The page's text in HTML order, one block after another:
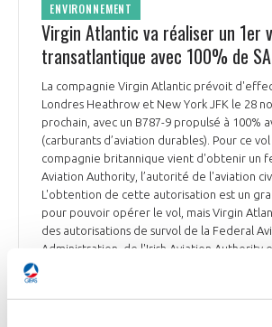
ENVIRONNEMENT
Virgin Atlantic va réaliser un 1er
transatlantique avec 100% de
La compagnie Virgin Atlantic prévoit
Londres Heathrow et New York JFK le 28
prochain, avec un B787-9 propulsé à 100%
(carburants d’aviation durables). Pour ce
compagnie britannique vient d'obtenir un
Aviation Authority, l’autorité de l'aviation
L'obtention de cette autorisation est un
pour pouvoir opérer le vol, mais Virgin
des autorisations de survol de la Federal
Administration, de l'Irish Aviation Authority
Canada. Pour l'instant, la limite d'emport
biocarburant sur un avion de ligne
donc un mélange avec du carburant